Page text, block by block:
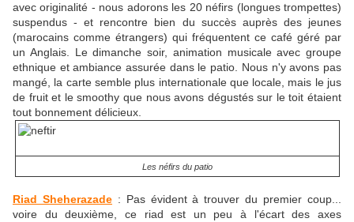
avec originalité - nous adorons les 20 néfirs (longues trompettes)
suspendus - et rencontre bien du succès auprès des jeunes
(marocains comme étrangers) qui fréquentent ce café géré par
un Anglais. Le dimanche soir, animation musicale avec groupe
ethnique et ambiance assurée dans le patio. Nous n'y avons pas
mangé, la carte semble plus internationale que locale, mais le jus
de fruit et le smoothy que nous avons dégustés sur le toit étaient
tout bonnement délicieux.
Les néfirs du patio
Riad Sheherazade: Pas évident à trouver du premier coup...
voire du deuxième, ce riad est un peu à l'écart des axes